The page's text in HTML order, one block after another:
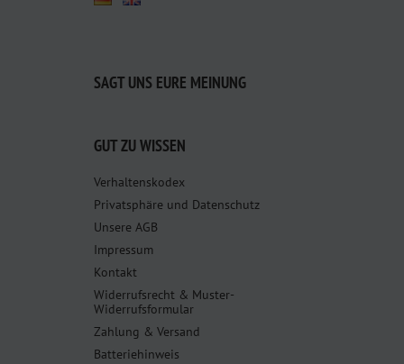
SAGT UNS EURE MEINUNG
GUT ZU WISSEN
Verhaltenskodex
Privatsphäre und Datenschutz
Unsere AGB
Impressum
Kontakt
Widerrufsrecht & Muster-
Widerrufsformular
Zahlung & Versand
Batteriehinweis